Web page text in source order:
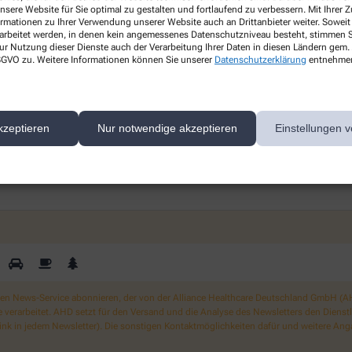
Website für Sie optimal zu gestalten und fortlaufend zu verbessern. Mit Ihrer
zu Ihrer Verwendung unserer Website auch an Drittanbieter weiter. Soweit
werden, in denen kein angemessenes Datenschutzniveau besteht, stimmen
Nutzung dieser Dienste auch der Verarbeitung Ihrer Daten in diesen Ländern
zu. Weitere Informationen können Sie unserer Datenschutzerklärung
Nur notwendige akzeptieren Einstellungen
Gesundheitsthemen
Erfahren Sie mehr über aktuelle
Themen rund um Ihre Gesundheit.
– melden Sie sich hier an.
News-Service abonnieren, der von der Alliance Healthcare Deutschland GmbH
verarbeitet. AHD setzt für den Versand und die Analyse des Newsletters den
in jedem Newsletter). Die sonstigen Kontaktmöglichkeiten dafür und weitere